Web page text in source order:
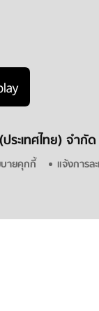
ระเทศไทย) จำกัด
ายคุกกี้ แจ้งการล